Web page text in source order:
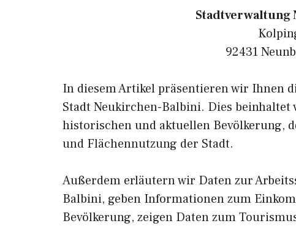
92431
In diesem Artikel präsentieren wir Ihnen
Stadt Neukirchen-Balbini. Dies
historischen und aktuellen Bevölkerung,
und Flächennutzung der Stadt.
Außerdem erläutern wir Daten zur
Balbini, geben Informationen zum
Bevölkerung, zeigen Daten zum